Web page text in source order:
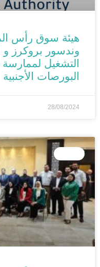
هيئة سوق رأس
وندسور بروكرز و
التشغيل
البورصات الأجنبية
28/08/2024